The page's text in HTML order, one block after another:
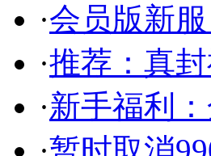
·会员版新
·推荐：真
·新手福利